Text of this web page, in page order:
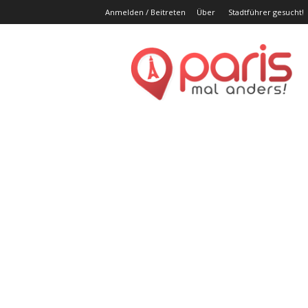
Anmelden / Beitreten Über Stadtführer gesucht!